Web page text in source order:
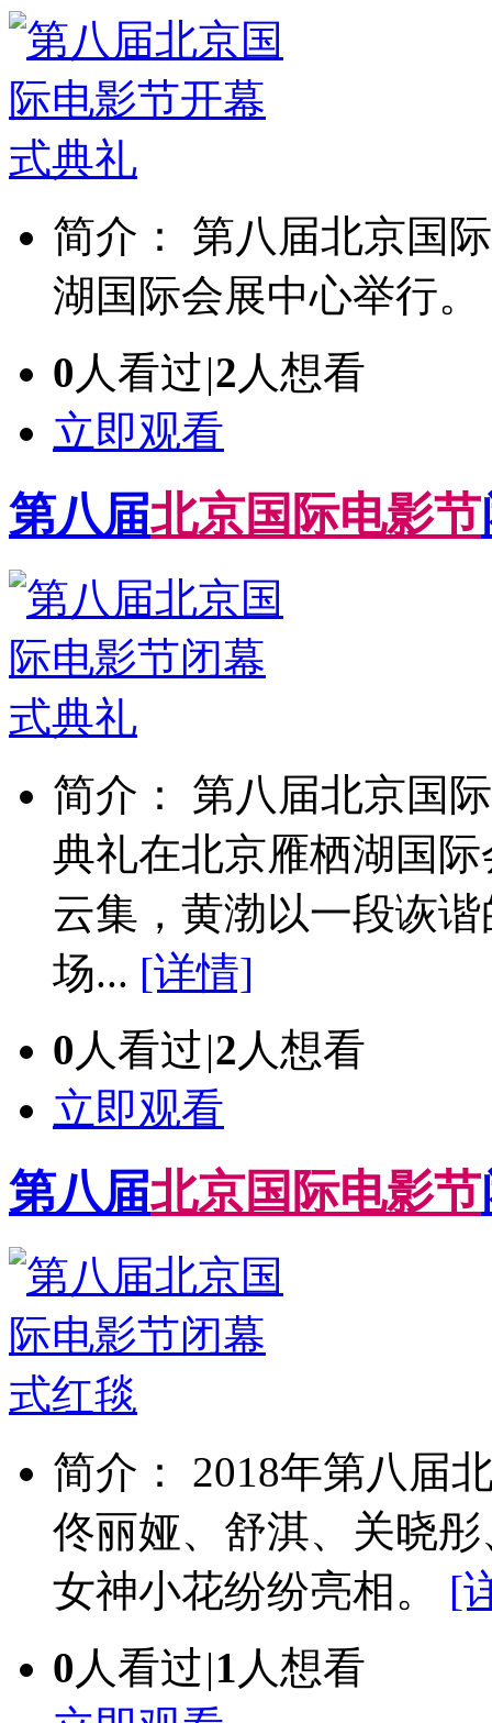
简介： 第八届北京国
湖国际会展中心举行。
0 人看过|2 人想看
立即观看
第八届北京国 际电影节
简介： 第八届北京国
典礼在北京雁栖湖国
云集，黄渤以一段诙
场... [详情]
0 人看过|2 人想看
立即观看
第八届北京国 际电影节
简介： 2018年第八届
佟丽娅、舒淇、关晓
女神小花纷纷亮相。 [
0 人看过|1 人想看